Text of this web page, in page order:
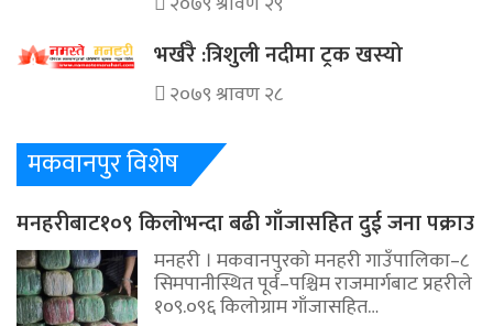
भर्खरै :त्रिशुली नदीमा ट्रक खस्यो
२०७९ श्रावण २८
मकवानपुर विशेष
मनहरीबाट१०९ किलोभन्दा बढी गाँजासहित दुई जना पक्राउ
मनहरी । मकवानपुरको मनहरी गाउँपालिका–८
सिमपानीस्थित पूर्व–पश्चिम राजमार्गबाट प्रहरीले
१०९.०९६ किलोग्राम गाँजासहित…